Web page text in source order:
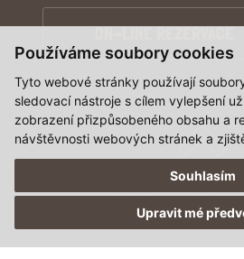
Používáme soubory cookies
Tyto webové stránky používají
sledovací nástroje s cílem vylepšení
zobrazení přizpůsobeného obsahu a
návštěvnosti webových stránek a
Souhlasím
Upravit mé
ON-LINE REZERVACE
Design artLab,Tvorba